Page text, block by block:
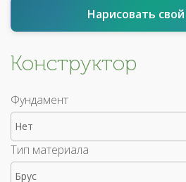
Нарисовать
Конструктор
Фундамент
Нет
Тип материала
Брус